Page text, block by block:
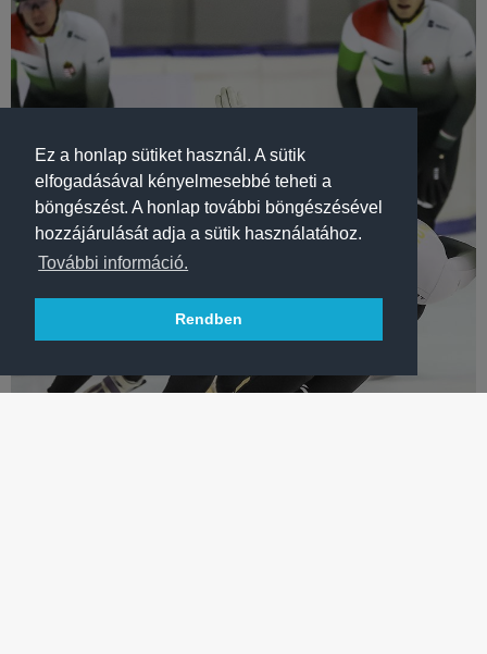
Ez a honlap sütiket használ. A sütik
elfogadásával kényelmesebbé teheti a
böngészést. A honlap további böngészésével
hozzájárulását adja a sütik használatához.
További információ.
Rendben